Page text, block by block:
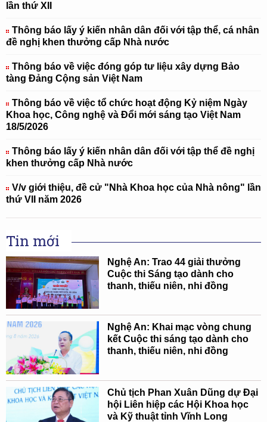
lần thứ XII
Thông báo lấy ý kiến nhân dân đối với tập thể, cá nhân
đề nghị khen thưởng cấp Nhà nước
Thông báo về việc đóng góp tư liệu xây dựng Bảo
tàng Đảng Cộng sản Việt Nam
Thông báo về việc tổ chức hoạt động Kỷ niệm Ngày
Khoa học, Công nghệ và Đổi mới sáng tạo Việt Nam
18/5/2026
Thông báo lấy ý kiến nhân dân đối với tập thể đề nghị
khen thưởng cấp Nhà nước
V/v giới thiệu, đề cử "Nhà Khoa học của Nhà nông" lần
thứ VII năm 2026
Tin mới
Nghệ An: Trao 44 giải thưởng
Cuộc thi Sáng tạo dành cho
thanh, thiếu niên, nhi đồng
Nghệ An: Khai mạc vòng chung
kết Cuộc thi sáng tạo dành cho
thanh, thiếu niên, nhi đồng
Chủ tịch Phan Xuân Dũng dự Đại
hội Liên hiệp các Hội Khoa học
và Kỹ thuật tỉnh Vĩnh Long